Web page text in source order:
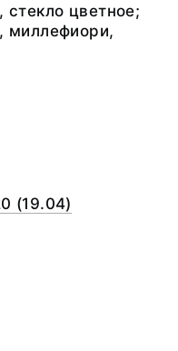
стекло цветное;
миллефиори,
(19.04)